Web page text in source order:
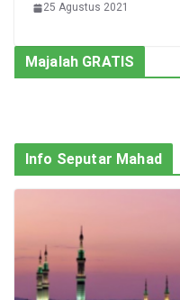
25 Agustus 2021
Majalah GRATIS
Info Seputar Mahad